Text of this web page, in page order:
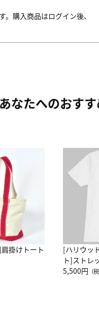
購入商品はログイン後、
あなたへのおす
掛けトート
[ハリウッ
ト]ストレ
ーネック
5,500円 （